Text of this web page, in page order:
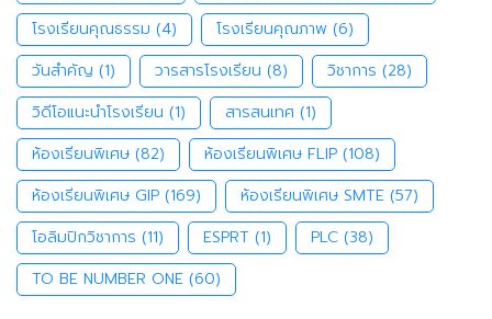
โรงเรียนคุณธรรม (4) โรงเรียนคุณภาพ (6)
วันสำคัญ (1) วารสารโรงเรียน (8) วิชาการ (28)
วิดีโอแนะนำโรงเรียน (1) สารสนเทศ (1)
ห้องเรียนพิเศษ (82) ห้องเรียนพิเศษ FLIP (108)
ห้องเรียนพิเศษ GIP (169) ห้องเรียนพิเศษ SMTE (57)
โอลิมปิกวิชาการ (11) ESPRT (1) PLC (38)
TO BE NUMBER ONE (60)